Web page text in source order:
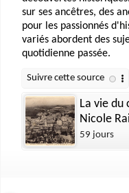
sur ses ancêtres, des
pour les passionnés
variés abordent des
quotidienne passée.
La vie du
Nicole
59 jours